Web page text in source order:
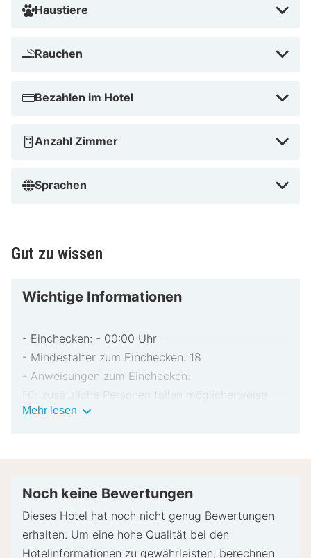
Haustiere
Rauchen
Bezahlen im Hotel
Anzahl Zimmer
Sprachen
Gut zu wissen
Wichtige Informationen
- Einchecken: - 00:00 Uhr
- Mindestalter zum Einchecken: 18
- Anweisungen zum Einchecken:
Für zusätzliche Personen fallen möglicherweise
Gebühren an, die abhängig von den Bestimmungen
bar für unvorhergesehene Aufwendungen verlangt.
versucht, Sonderwünschen entgegenzukommen,
Mehr lesen Wichtige
Noch keine Bewertungen
Dieses Hotel hat noch nicht genug Bewertungen
erhalten. Um eine hohe Qualität bei den
Hotelinformationen zu gewährleisten, berechnen